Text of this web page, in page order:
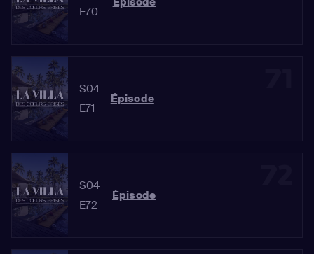
E70
S04
E71
Épisode
S04
E72
Épisode